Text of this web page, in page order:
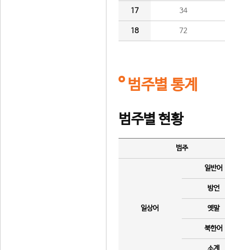
17 34
18 72
범주별 통계
범주별 현황
범주
일상어
일반어
방언
옛말
북한어